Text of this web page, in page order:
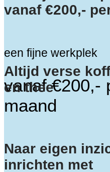
een fijne werkplek
vanaf €200,-
maand
vanaf €200,-
Altijd verse
en thee
Naar eigen
inrichten met